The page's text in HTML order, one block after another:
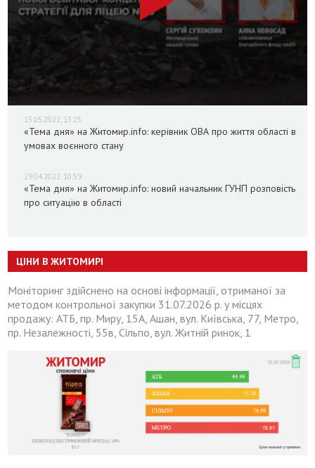
13.05.2022, 13:25
«Тема дня» на Житомир.info: керівник ОВА про життя області в
умовах воєнного стану
29.04.2022, 10:59
«Тема дня» на Житомир.info: новий начальник ГУНП розповість
про ситуацію в області
ЦІНИ В ЖИТОМИРІ
Моніторинг здійснено на основі інформації, отриманої за
методом контрольної закупки 31.07.2026 р. у місцях
продажу: АТБ, пр. Миру, 15А, Ашан, вул. Київська, 77, Метро,
пр. Незалежності, 55в, Сільпо, вул. Житній ринок, 1